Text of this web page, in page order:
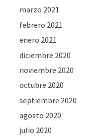
marzo 2021
febrero 2021
enero 2021
diciembre 2020
noviembre 2020
octubre 2020
septiembre 2020
agosto 2020
julio 2020